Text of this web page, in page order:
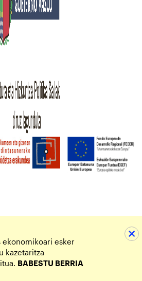
ekonomikoari esker
kazetaritza
BABESTU BERRIA